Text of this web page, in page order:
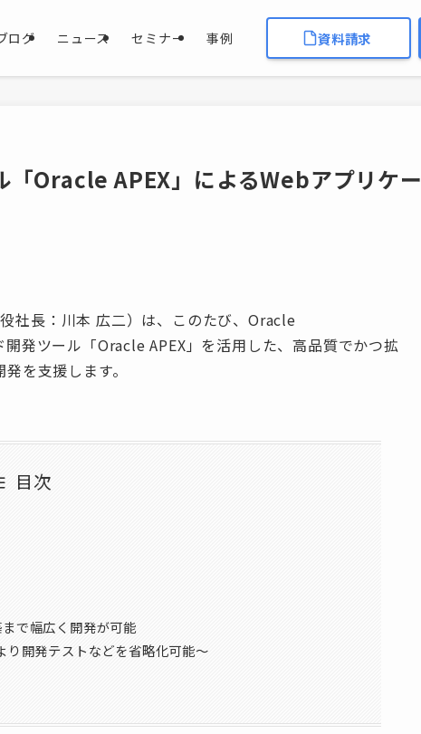
ログ ニュース セミナー 事例 資料請求
「Oracle APEX」によるWebアプリケー
社長：川本 広二）は、このたび、Oracle
発ツール「Oracle APEX」を活用した、高品質でかつ拡
を支援します。
目次
で幅広く開発が可能
り開発テストなどを省略化可能〜